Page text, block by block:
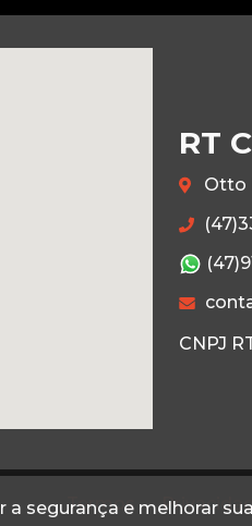
segurança e melhorar
RT
Otto
CNPJ
Termos